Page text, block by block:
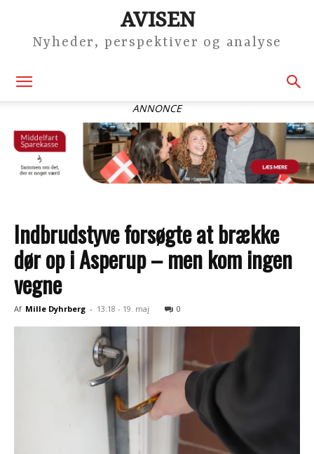
AVISEN
Nyheder, perspektiver og analyse
ANNONCE
Indbrudstyve forsøgte at brække
dør op i Asperup – men kom ingen
vegne
Af Mille Dyhrberg - 13:18 - 19. maj 0